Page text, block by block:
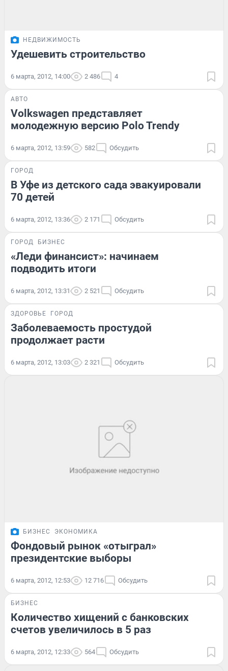
НЕДВИЖИМОСТЬ
Удешевить строительство
6 марта, 2012, 14:00 2 486 4
АВТО
Volkswagen представляет
молодежную версию Polo Trendy
6 марта, 2012, 13:59 582 Обсудить
ГОРОД
В Уфе из детского сада эвакуировали
70 детей
6 марта, 2012, 13:36 2 171 Обсудить
ГОРОД БИЗНЕС
«Леди финансист»: начинаем
подводить итоги
6 марта, 2012, 13:31 2 521 Обсудить
ЗДОРОВЬЕ ГОРОД
Заболеваемость простудой
продолжает расти
6 марта, 2012, 13:03 2 321 Обсудить
БИЗНЕС ЭКОНОМИКА
Фондовый рынок «отыграл»
президентские выборы
6 марта, 2012, 12:53 12 716 Обсудить
БИЗНЕС
Количество хищений с банковских
счетов увеличилось в 5 раз
6 марта, 2012, 12:33 564 Обсудить